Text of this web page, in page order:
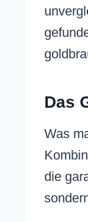
Das
Was
die